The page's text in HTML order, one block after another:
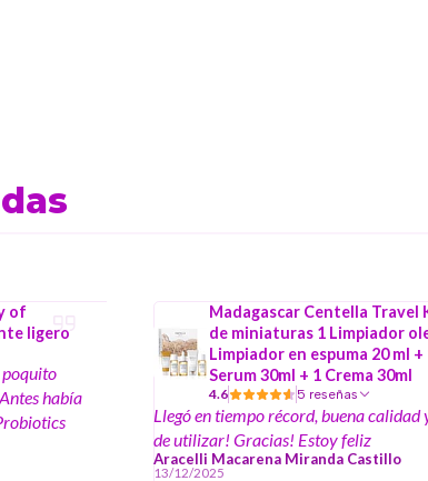
of
ligero
poquito
había
y
Madagascar Centella Travel
de miniaturas 1 Limpiador
Limpiador en espuma 20 ml
Serum 30ml + 1 Crema 30ml
4.6 5 reseñas
Llegó en tiempo récord, buena
de utilizar! Gracias! Estoy feliz
Aracelli Macarena Miranda Castillo
13/12/2025